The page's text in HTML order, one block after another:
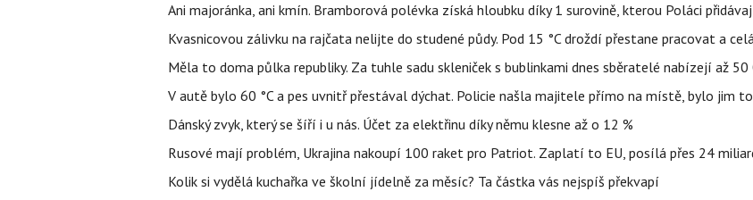
Ani majoránka, ani kmín. Bramborová polévka získá hloubku díky 1 surovině, kterou Poláci
Kvasnicovou zálivku na rajčata nelijte do studené půdy. Pod 15 °C droždí přestane pracovat a
Měla to doma půlka republiky. Za tuhle sadu skleniček s bublinkami dnes sběratelé nabízejí až
V autě bylo 60 °C a pes uvnitř přestával dýchat. Policie našla majitele přímo na místě, bylo jim
Dánský zvyk, který se šíří i u nás. Účet za elektřinu díky němu klesne až o 12 %
Rusové mají problém, Ukrajina nakoupí 100 raket pro Patriot. Zaplatí to EU, posílá přes 24
Kolik si vydělá kuchařka ve školní jídelně za měsíc? Ta částka vás nejspíš překvapí